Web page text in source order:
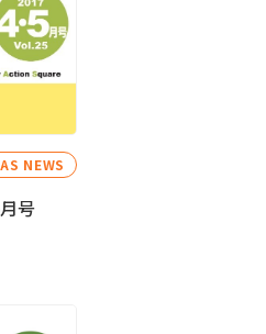
NEWS
号